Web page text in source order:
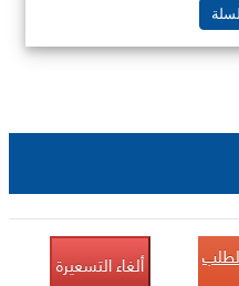
ألغاء التسعيرة